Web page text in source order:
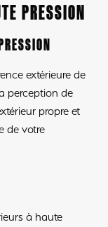
PRESSION
extérieure de
perception de
propre et
de votre
à haute